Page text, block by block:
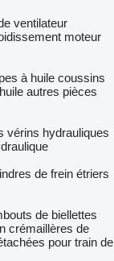
ventilateur
moteur
à huile coussins
autres pièces
vérins hydrauliques
de frein étriers
de biellettes
crémaillères de
pour train de